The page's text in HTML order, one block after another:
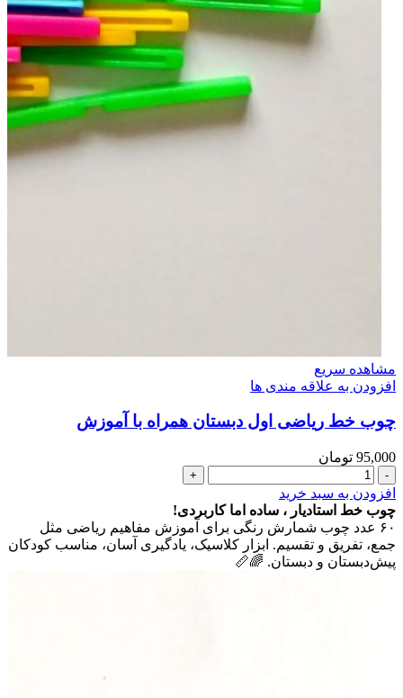
مشاهده سریع
افزودن به علاقه مندی ها
چوب خط ریاضی اول دبستان همراه با آموزش
95,000 تومان
چوب
خط
ریاضی
اول
دبستان
همراه
افزودن به سبد خرید
چوب خط استادیار ، ساده اما کاربردی!
۶۰ عدد چوب شمارش رنگی برای آموزش مفاهیم ریاضی مثل
جمع، تفریق و تقسیم. ابزار کلاسیک، یادگیری آسان، مناسب کودکان
پیش‌دبستان و دبستان. 🌈📏